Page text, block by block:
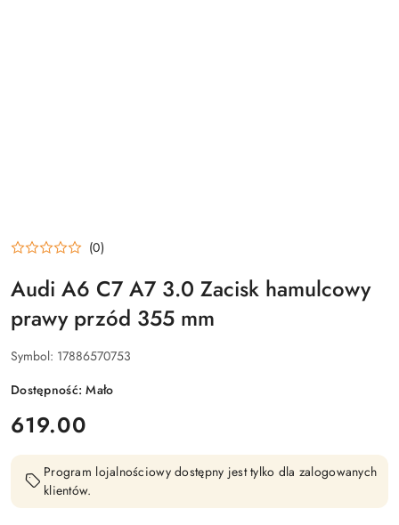
(0)
Audi A6 C7 A7 3.0 Zacisk hamulcowy
prawy przód 355 mm
Symbol: 17886570753
Dostępność:Mało
cena:
619.00
Program lojalnościowy dostępny jest tylko dla zalogowanych
klientów.